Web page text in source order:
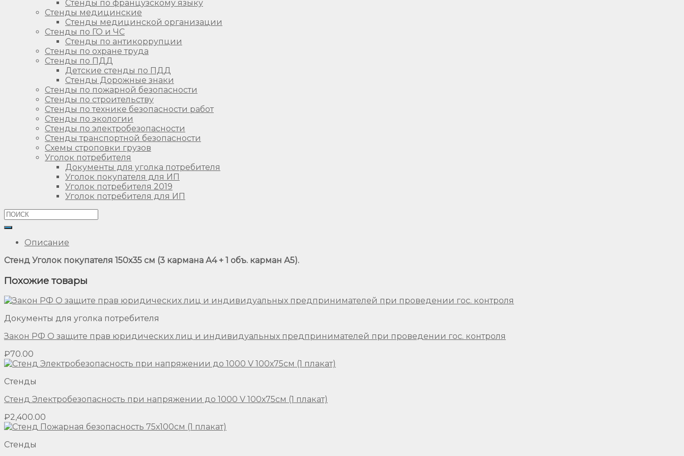
Стенды по французскому языку
Стенды медицинские
Стенды медицинской организации
Стенды по ГО и ЧС
Стенды по антикоррупции
Стенды по охране труда
Стенды по ПДД
Детские стенды по ПДД
Стенды Дорожные знаки
Стенды по пожарной безопасности
Стенды по строительству
Стенды по технике безопасности работ
Стенды по экологии
Стенды по электробезопасности
Стенды транспортной безопасности
Схемы строповки грузов
Уголок потребителя
Документы для уголка потребителя
Уголок покупателя для ИП
Уголок потребителя 2019
Уголок потребителя для ИП
Описание
Стенд Уголок покупателя 150х35 см (3 кармана А4 + 1 объ. карман А5).
Похожие товары
Документы для уголка потребителя
Закон РФ О защите прав юридических лиц и индивидуальных предпринимателей при проведении гос. контроля
₽70.00
Стенды
Стенд Электробезопасность при напряжении до 1000 V 100х75см (1 плакат)
₽2,400.00
Стенды